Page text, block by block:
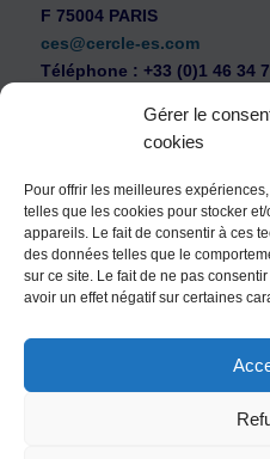
Gérer le
cookies
Pour offrir les meilleures
telles que les cookies pour stocker
appareils. Le fait de consentir à ces
des données telles que le
sur ce site. Le fait de ne pas
avoir un effet négatif sur certaines
F 75004 PARIS
ces@cercle-es.com
Téléphone : +33 (0)1 46 34
WEB Cercle – archives vidéos
Souscription au Cercle
Nous contacter
Politique de confidentialité